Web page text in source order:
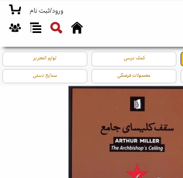
ورود/ثبت نام
کمک درسی لوازم التحریر
محصولات فرهنگی صنایع دستی